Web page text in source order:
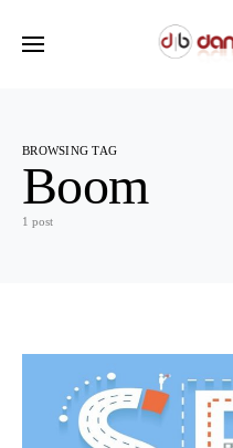
BROWSING TAG
Boom
1 post